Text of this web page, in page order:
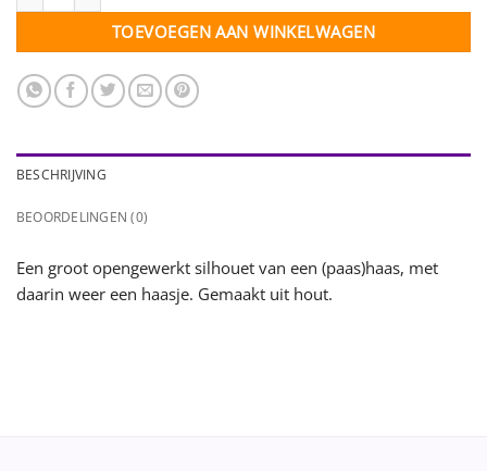
TOEVOEGEN AAN WINKELWAGEN
BESCHRIJVING
BEOORDELINGEN (0)
Een groot opengewerkt silhouet van een (paas)haas, met
daarin weer een haasje. Gemaakt uit hout.